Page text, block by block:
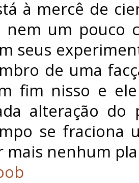
à mercê de
nem um pouco
seus
de uma
fim nisso e
alteração
se fraciona
mais nenhum